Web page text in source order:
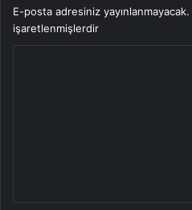
E-posta adresiniz yayınlanmayacak.
işaretlenmişlerdir